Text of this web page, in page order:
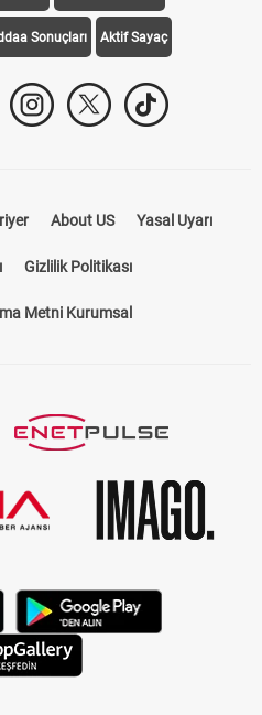
Sonuçları Aktif Sayaç
About US Yasal Uyarı
Gizlilik Politikası
Metni Kurumsal